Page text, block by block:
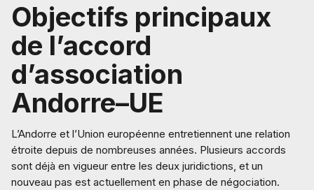
Objectifs principaux
de l’accord
d’association
Andorre–UE
L’Andorre et l’Union européenne entretiennent une relation
étroite depuis de nombreuses années. Plusieurs accords
sont déjà en vigueur entre les deux juridictions, et un
nouveau pas est actuellement en phase de négociation.